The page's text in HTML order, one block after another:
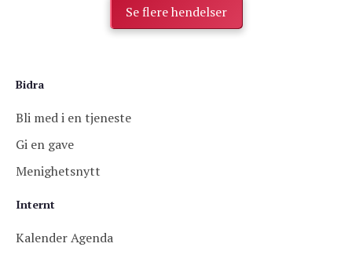
Se flere hendelser
Bidra
Bli med i en tjeneste
Gi en gave
Menighetsnytt
Internt
Kalender Agenda